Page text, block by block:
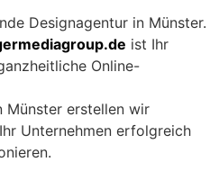
Designagentur in Münster.
ist Ihr
Online-
Münster erstellen wir
Unternehmen erfolgreich